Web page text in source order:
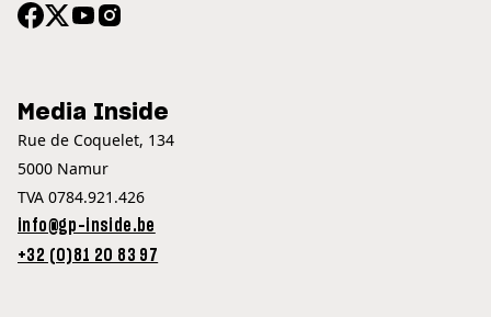
Media Inside
Rue de Coquelet, 134
5000 Namur
TVA 0784.921.426
info@gp-inside.be
+32 (0)81 20 83 97